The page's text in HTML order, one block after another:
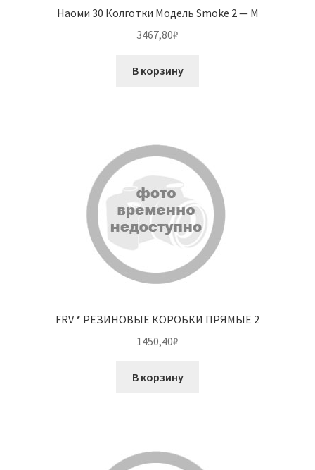
Наоми 30 Колготки Модель Smoke 2 — M
3467,80₽
В корзину
FRV * РЕЗИНОВЫЕ КОРОБКИ ПРЯМЫЕ 2
1450,40₽
В корзину